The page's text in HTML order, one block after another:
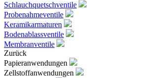
Schlauchquetschventile
Probenahmeventile
Keramikarmaturen
Bodenablassventile
Membranventile
Zurück
Papieranwendungen
Zellstoffanwendungen